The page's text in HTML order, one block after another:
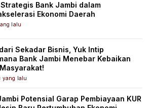
Bank Jambi dalam
Ekonomi Daerah
lalu
Sekadar Bisnis, Yuk Intip
Bank Jambi Menebar Kebaikan
yang lalu
Potensial Garap Pembiayaan KUR